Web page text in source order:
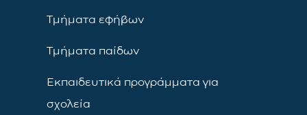
Τμήματα εφήβων
Τμήματα παίδων
Εκπαιδευτικά προγράμματα για
σχολεία